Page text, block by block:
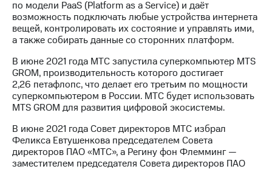
по модели PaaS (Platform as a Service) и даёт
возможность подключать любые устройства интернета
вещей, контролировать их состояние и управлять ими,
а также собирать данные со сторонних платформ.
В июне 2021 года МТС запустила суперкомпьютер MTS
GROM, производительность которого достигает
2,26 петафлопс, что делает его третьим по мощности
суперкомпьютером в России. МТС будет использовать
MTS GROM для развития цифровой экосистемы.
В июне 2021 года Совет директоров МТС избрал
Феликса Евтушенкова председателем Совета
директоров ПАО «МТС», а Регину фон Флемминг —
заместителем председателя Совета директоров ПАО